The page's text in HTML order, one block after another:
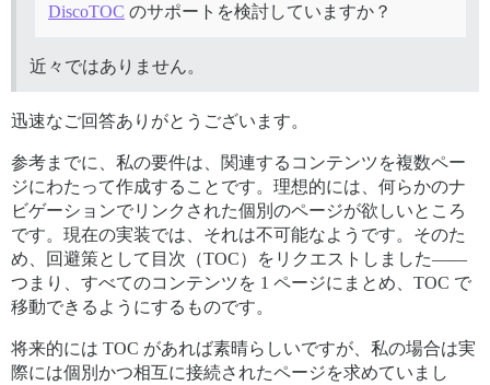
DiscoTOC のサポートを検討していますか？
近々ではありません。
迅速なご回答ありがとうございます。
参考までに、私の要件は、関連するコンテンツを複数ペー
ジにわたって作成することです。理想的には、何らかのナ
ビゲーションでリンクされた個別のページが欲しいところ
です。現在の実装では、それは不可能なようです。そのた
め、回避策として目次（TOC）をリクエストしました——
つまり、すべてのコンテンツを 1 ページにまとめ、TOC で
移動できるようにするものです。
将来的には TOC があれば素晴らしいですが、私の場合は実
際には個別かつ相互に接続されたページを求めていまし